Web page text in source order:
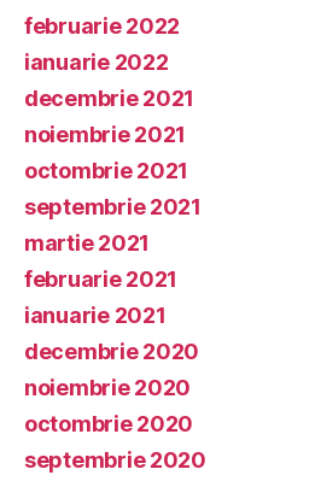
februarie 2022
ianuarie 2022
decembrie 2021
noiembrie 2021
octombrie 2021
septembrie 2021
martie 2021
februarie 2021
ianuarie 2021
decembrie 2020
noiembrie 2020
octombrie 2020
septembrie 2020